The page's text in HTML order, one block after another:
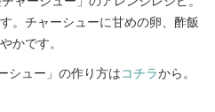
。チャーシューに甘めの卵、酢飯
かです。
シュー」の作り方はコチラから。